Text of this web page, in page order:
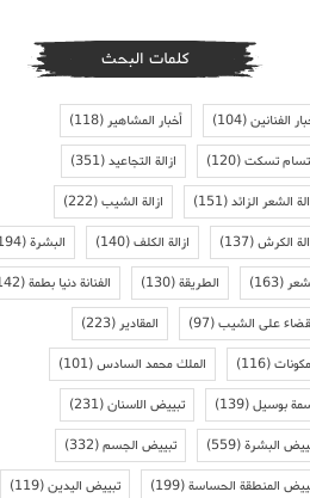
كلمات البحث
الفنانين(104) أخبار المشاهير(118)
تسكت(120) ازالة التجاعيد(351)
الشعر الزائد(151) ازالة الشيب(222)
الكرش(137) ازالة الكلف(140) البشرة(194)
(163) الطريقة(130) الفنانة دنيا بطمة(142)
على الشيب(97) المقادير(223)
(116) الملك محمد السادس(101)
بوسيل(139) تبييض الاسنان(231)
البشرة(559) تبييض الجسم(332)
المنطقة الحساسة(199) تبييض اليدين(119)